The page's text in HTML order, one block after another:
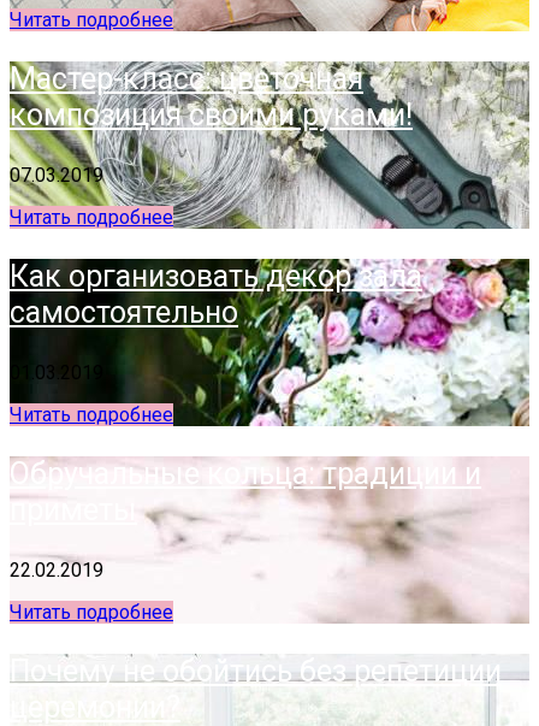
Читать подробнее
Мастер-класс: цветочная
композиция своими руками!
07.03.2019
Читать подробнее
Как организовать декор зала
самостоятельно
01.03.2019
Читать подробнее
Обручальные кольца: традиции и
приметы
22.02.2019
Читать подробнее
Почему не обойтись без репетиции
церемонии?